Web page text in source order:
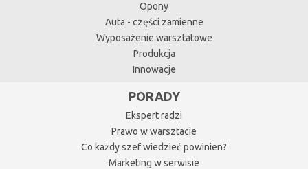
Opony
Auta - części zamienne
Wyposażenie warsztatowe
Produkcja
Innowacje
PORADY
Ekspert radzi
Prawo w warsztacie
Co każdy szef wiedzieć powinien?
Marketing w serwisie